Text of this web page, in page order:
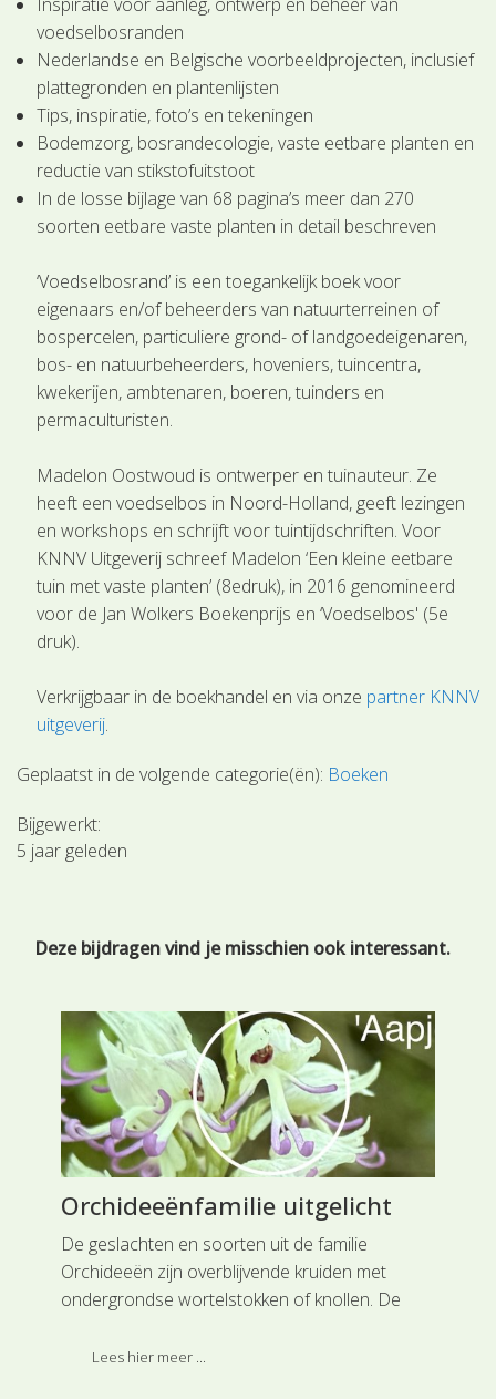
voedselbosranden
Nederlandse en Belgische voorbeeldprojecten, inclusief
plattegronden en plantenlijsten
Tips, inspiratie, foto’s en tekeningen
Bodemzorg, bosrandecologie, vaste eetbare planten en
reductie van stikstofuitstoot
In de losse bijlage van 68 pagina’s meer dan 270
soorten eetbare vaste planten in detail beschreven
‘Voedselbosrand’ is een toegankelijk boek voor
eigenaars en/of beheerders van natuurterreinen of
bospercelen, particuliere grond- of landgoedeigenaren,
bos- en natuurbeheerders, hoveniers, tuincentra,
kwekerijen, ambtenaren, boeren, tuinders en
permaculturisten.
Madelon Oostwoud is ontwerper en tuinauteur. Ze
heeft een voedselbos in Noord-Holland, geeft lezingen
en workshops en schrijft voor tuintijdschriften. Voor
KNNV Uitgeverij schreef Madelon ‘Een kleine eetbare
tuin met vaste planten’ (8edruk), in 2016 genomineerd
voor de Jan Wolkers Boekenprijs en ‘Voedselbos' (5e
druk).
Verkrijgbaar in de boekhandel en via onze partner KNNV
uitgeverij.
Geplaatst in de volgende categorie(ën): Boeken
Bijgewerkt:
5 jaar geleden
Deze bijdragen vind je misschien ook interessant.
Orchideeënfamilie uitgelicht
De geslachten en soorten uit de familie
Orchideeën zijn overblijvende kruiden met
ondergrondse wortelstokken of knollen. De
stengel en hebben een gave bladrand. Soms
Lees hier meer ...